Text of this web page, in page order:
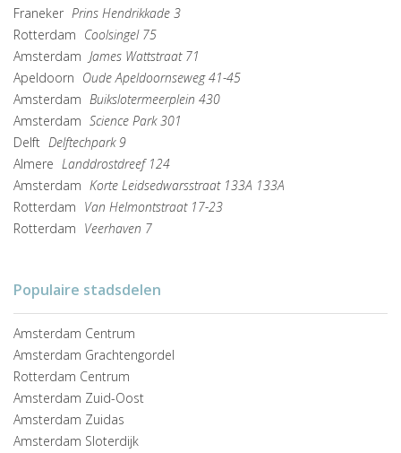
Franeker Prins Hendrikkade 3
Rotterdam Coolsingel 75
Amsterdam James Wattstraat 71
Apeldoorn Oude Apeldoornseweg 41-45
Amsterdam Buikslotermeerplein 430
Amsterdam Science Park 301
Delft Delftechpark 9
Almere Landdrostdreef 124
Amsterdam Korte Leidsedwarsstraat 133A 133A
Rotterdam Van Helmontstraat 17-23
Rotterdam Veerhaven 7
Populaire stadsdelen
Amsterdam Centrum
Amsterdam Grachtengordel
Rotterdam Centrum
Amsterdam Zuid-Oost
Amsterdam Zuidas
Amsterdam Sloterdijk